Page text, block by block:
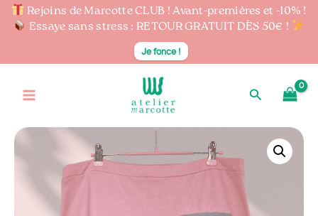
Rejoins de Marcotte CLUB ! Avant-premières et -10% !
Essaye sans stress : RETOUR GRATUIT DÈS 50€ !
Je fonce !
Rechercher